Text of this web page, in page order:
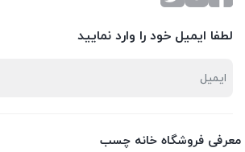
لطفا ایمیل خود را وارد نمایید
معرفی فروشگاه خانه چسب